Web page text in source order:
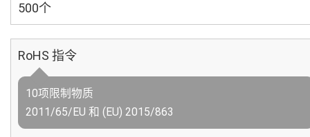
500个
RoHS 指令
10项限制物质
2011/65/EU 和 (EU) 2015/863